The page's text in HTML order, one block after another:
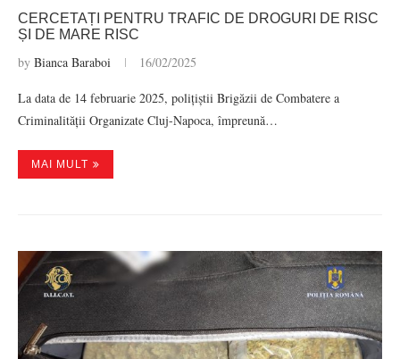
CERCETAȚI PENTRU TRAFIC DE DROGURI DE RISC
ȘI DE MARE RISC
by Bianca Baraboi 16/02/2025
La data de 14 februarie 2025, polițiștii Brigăzii de Combatere a
Criminalității Organizate Cluj-Napoca, împreună…
MAI MULT